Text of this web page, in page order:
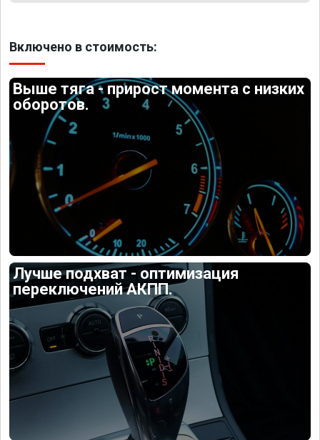
Включено в стоимость:
Выше тяга - прирост момента с низких
оборотов.
Лучше подхват - оптимизация
переключений АКПП.